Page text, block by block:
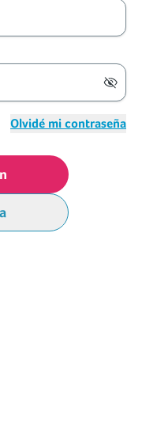
Olvidé mi contraseña